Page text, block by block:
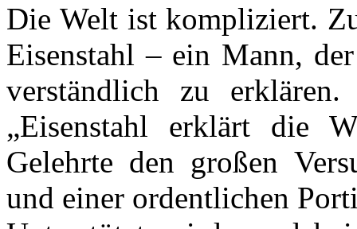
Die Welt ist kompliziert.
Eisenstahl – ein Mann,
verständlich zu
„Eisenstahl erklärt die
Gelehrte den großen
und einer ordentlichen